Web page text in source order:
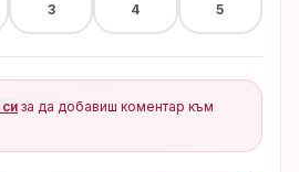
3 4 5
за да добавиш коментар към